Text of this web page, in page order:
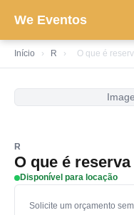
We Eventos
Início › R › O que é
R
O que é
Disponível para locação
Solicite um orçamento